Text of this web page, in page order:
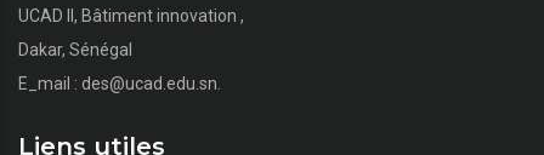
UCAD II, Bâtiment innovation ,
Dakar, Sénégal
E_mail : des@ucad.edu.sn.
Liens utiles